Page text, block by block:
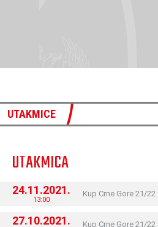
UTAKMICE
UTAKMICA
24.11.2021.
13:00
Kup Crne Gore 21/22
27.10.2021. Kup Crne Gore 21/22